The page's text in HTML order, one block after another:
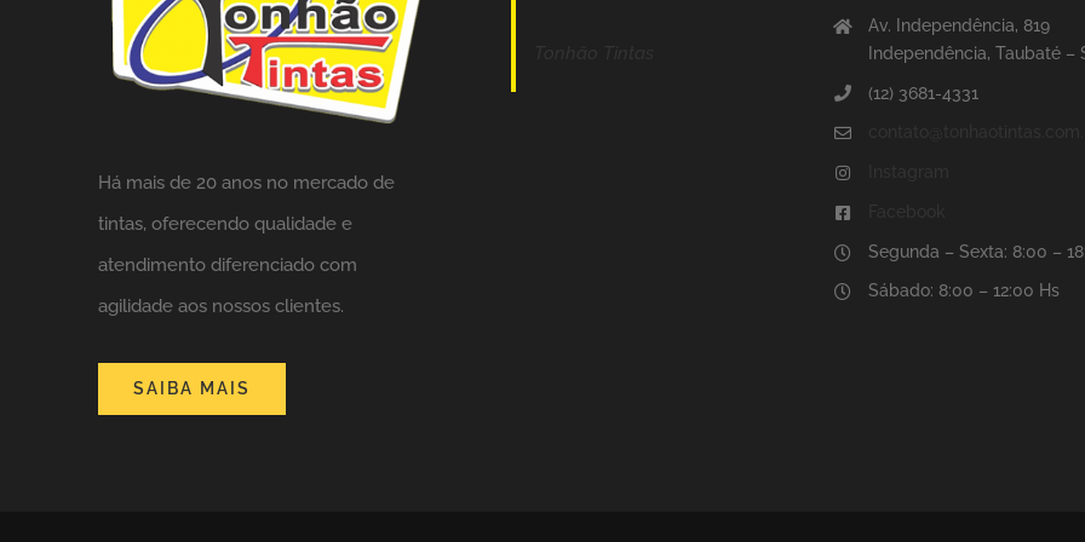
Há mais de 20 anos no mercado de
tintas, oferecendo qualidade e
atendimento diferenciado com
agilidade aos nossos clientes.
SAIBA MAIS
Av. Independência, 819
Independência, Taubaté –
(12) 3681-4331
Segunda – Sexta: 8:00 –
Sábado: 8:00 – 12:00 Hs